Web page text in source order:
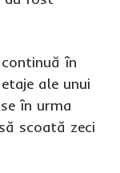
în
ale unui
în urma
scoată zeci